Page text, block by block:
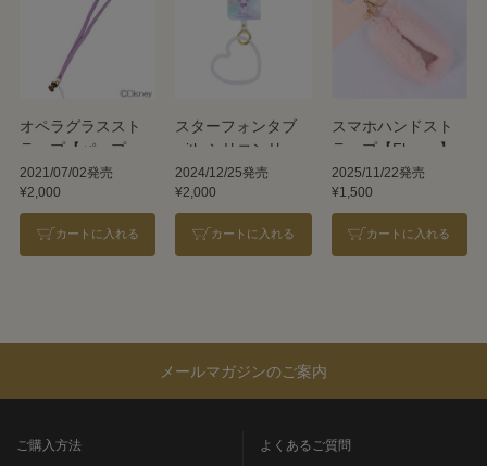
オペラグラススト
ラップ【パープ
ル】／ディズニー
2021/07/02発売
¥2,000
カートに入れる
スターフォンタブ
with シリコンリン
グ／レヴィ
2024/12/25発売
¥2,000
カートに入れる
スマホハンドスト
ラップ【Flower】
2025/11/22発売
¥1,500
カートに入れる
メールマガジンのご案内
ご購入方法
よくあるご質問